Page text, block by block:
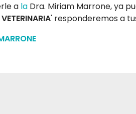
a la Dra. Miriam Marrone, ya
' responderemos a